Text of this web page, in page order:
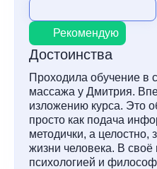
Рекомендую
Достоинства
Проходила обучение в
массажа у Дмитрия.
изложению курса. Это
просто как подача
методички, а целостно,
жизни человека. В своё
психологией и